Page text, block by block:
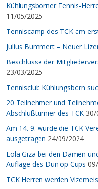
Kühlungsborner Tennis-
11/05/2025
Tenniscamp des TCK am
Julius Bummert – Neuer
Beschlüsse der
23/03/2025
Tennisclub Kühlungsborn
20 Teilnehmer und
Abschlußturnier des TCK 30/
Am 14. 9. wurde die TCK
ausgetragen 24/09/2024
Lola Giza bei den Damen
Auflage des Dunlop Cups
TCK Herren werden